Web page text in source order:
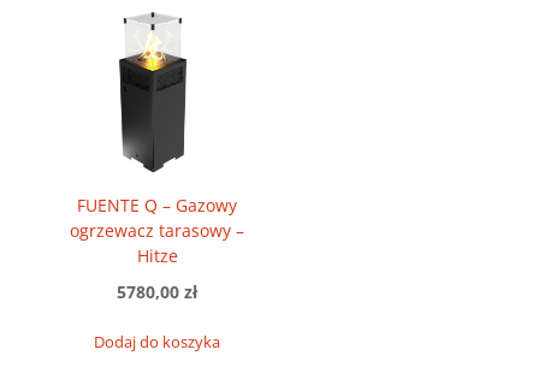
FUENTE Q – Gazowy
ogrzewacz tarasowy –
Hitze
5780,00zł
Dodaj do koszyka